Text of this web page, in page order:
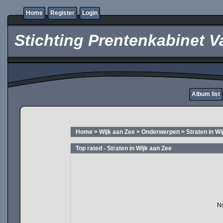
Home Register Login
Stichting Prentenkabinet
Album list
Home > Wijk aan Zee > Onderwerpen > Straten in
Top rated - Straten in Wijk aan Zee